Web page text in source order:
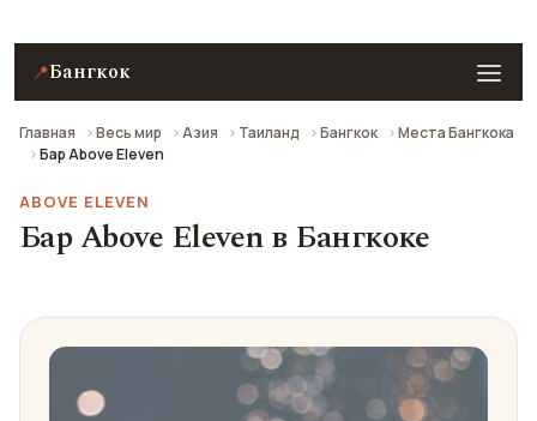
📍Бангкок
Главная Весь мир Азия Таиланд Бангкок
Места Бангкока
Бар Above Eleven
ABOVE ELEVEN
Бар Above Eleven в Бангкоке